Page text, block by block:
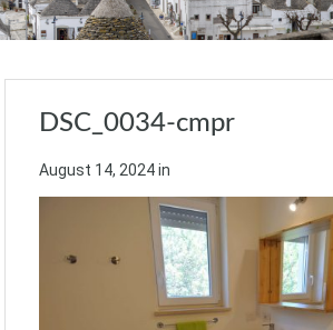
DSC_0034-cmpr
August 14, 2024in